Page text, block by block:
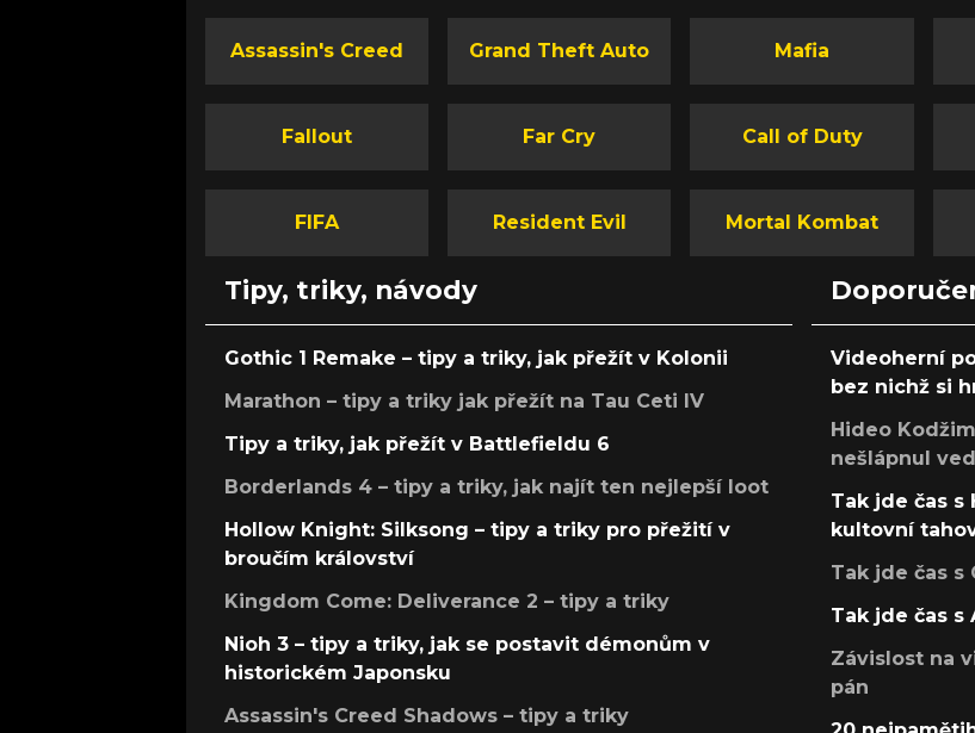
Assassin's Creed Grand Theft Auto Mafia
Fallout Far Cry Call of Duty
FIFA Resident Evil Mortal Kombat
Tipy, triky, návody
Gothic 1 Remake – tipy a triky, jak přežít v Kolonii
Marathon – tipy a triky jak přežít na Tau Ceti IV
Tipy a triky, jak přežít v Battlefieldu 6
Borderlands 4 – tipy a triky, jak najít ten nejlepší loot
Hollow Knight: Silksong – tipy a triky pro přežití v
broučím království
Kingdom Come: Deliverance 2 – tipy a triky
Nioh 3 – tipy a triky, jak se postavit démonům v
historickém Japonsku
Assassin's Creed Shadows – tipy a triky
Videoherní
bez nichž si
Hideo
nešlápnul
Tak jde čas s
kultovní
Tak jde čas
Tak jde čas s
Závislost na
pán